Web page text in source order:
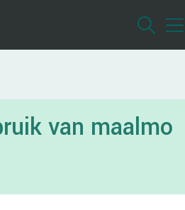
gaan
van maalmo